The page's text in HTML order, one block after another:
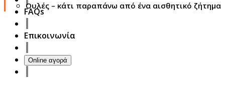
27
October
ISDS Bangkok 2017
October
Dasil 6th World Congress Shanghai 2017
Ουλές – κάτι παραπάνω από ένα αισθητικό ζήτημα
FAQs
Επικοινωνία
Online αγορά